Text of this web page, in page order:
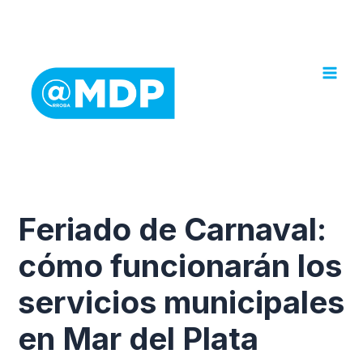
Feriado de Carnaval:
cómo funcionarán los
servicios municipales
en Mar del Plata